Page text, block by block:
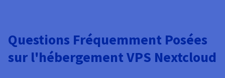
Questions Fréquemment Posées
sur l'hébergement VPS Nextcloud